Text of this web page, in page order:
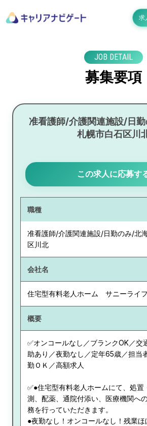
求
JOB DETAIL
募集要項
准看護師/介護関連施設/日
札幌市白石区川
この求人に応募す
職種
准看護師/介護関連施設/日勤のみ/北
区川北
会社名
住宅型有料老人ホーム サニーライ
概要
✅オンコールなし／ブランクOK／交
助あり／夜勤なし／定年65歳／担当
勤ＯＫ／高額求人
✅●住宅型有料老人ホームにて、処置
測、配薬、通院付添い、医療機関へ
務を行っていただきます。
●夜勤なし！オンコールなし！残業ほ